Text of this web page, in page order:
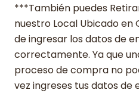
***También puedes
nuestro Local Ubicado en
de ingresar los datos de
correctamente. Ya que
proceso de compra no
vez ingreses tus datos de